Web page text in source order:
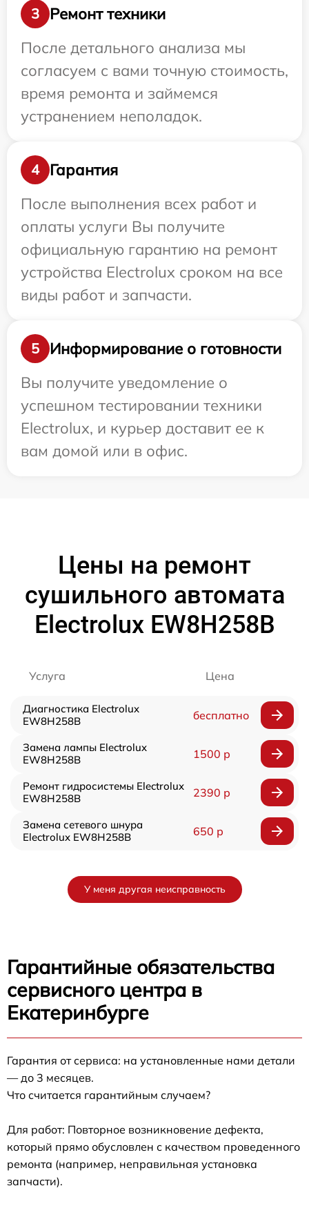
3
Ремонт техники
После детального анализа мы
согласуем с вами точную стоимость,
время ремонта и займемся
устранением неполадок.
4
Гарантия
После выполнения всех работ и
оплаты услуги Вы получите
официальную гарантию на ремонт
устройства Electrolux сроком на все
виды работ и запчасти.
5
Информирование о готовности
Вы получите уведомление о
успешном тестировании техники
Electrolux, и курьер доставит ее к
вам домой или в офис.
Цены на ремонт
сушильного автомата
Electrolux EW8H258B
Услуга Цена
Диагностика Electrolux
EW8H258B
бесплатно
Замена лампы Electrolux
EW8H258B
1500 р
Ремонт гидросистемы Electrolux
EW8H258B
2390 р
Замена сетевого шнура
Electrolux EW8H258B
650 р
У меня другая неисправность
Гарантийные обязательства
сервисного центра в
Екатеринбурге
Гарантия от сервиса: на установленные нами детали
— до 3 месяцев.
Что считается гарантийным случаем?
Для работ: Повторное возникновение дефекта,
который прямо обусловлен с качеством проведенного
ремонта (например, неправильная установка
запчасти).